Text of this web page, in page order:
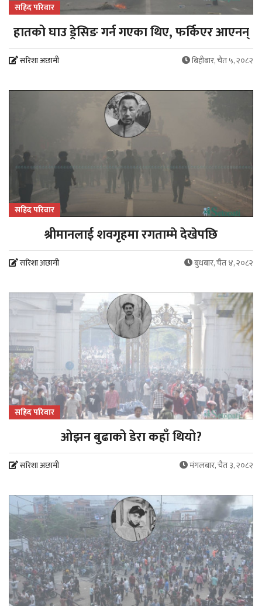
सहिद परिवार
हातको घाउ ड्रेसिङ गर्न गएका थिए, फर्किएर आएनन्
सरिशा अछामी बिहीबार, चैत ५, २०८२
सहिद परिवार
श्रीमानलाई शवगृहमा रगताम्मे देखेपछि
सरिशा अछामी बुधबार, चैत ४, २०८२
सहिद परिवार
ओझन बुढाको डेरा कहाँ थियो?
सरिशा अछामी मंगलबार, चैत ३, २०८२